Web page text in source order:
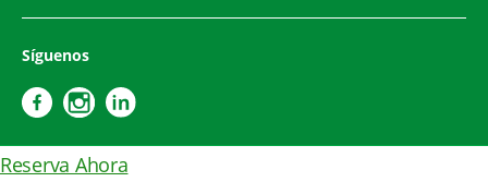
Síguenos
Reserva Ahora